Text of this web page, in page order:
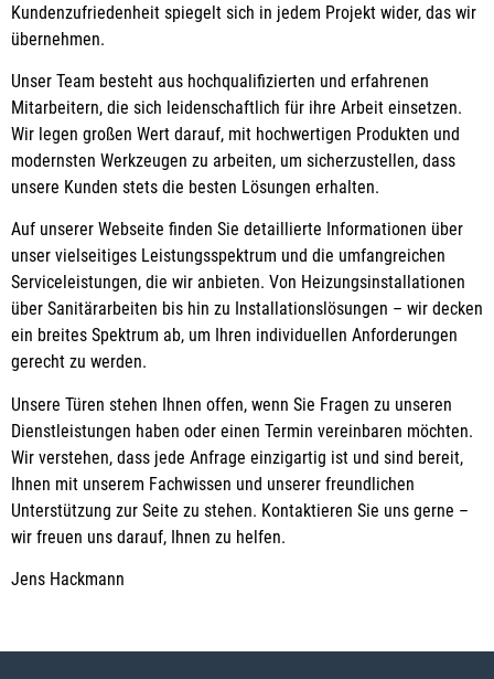
Kundenzufriedenheit spiegelt sich in jedem Projekt wider, das wir
übernehmen.
Unser Team besteht aus hochqualifizierten und erfahrenen
Mitarbeitern, die sich leidenschaftlich für ihre Arbeit einsetzen.
Wir legen großen Wert darauf, mit hochwertigen Produkten und
modernsten Werkzeugen zu arbeiten, um sicherzustellen, dass
unsere Kunden stets die besten Lösungen erhalten.
Auf unserer Webseite finden Sie detaillierte Informationen über
unser vielseitiges Leistungsspektrum und die umfangreichen
Serviceleistungen, die wir anbieten. Von Heizungsinstallationen
über Sanitärarbeiten bis hin zu Installationslösungen – wir decken
ein breites Spektrum ab, um Ihren individuellen Anforderungen
gerecht zu werden.
Unsere Türen stehen Ihnen offen, wenn Sie Fragen zu unseren
Dienstleistungen haben oder einen Termin vereinbaren möchten.
Wir verstehen, dass jede Anfrage einzigartig ist und sind bereit,
Ihnen mit unserem Fachwissen und unserer freundlichen
Unterstützung zur Seite zu stehen. Kontaktieren Sie uns gerne –
wir freuen uns darauf, Ihnen zu helfen.
Jens Hackmann